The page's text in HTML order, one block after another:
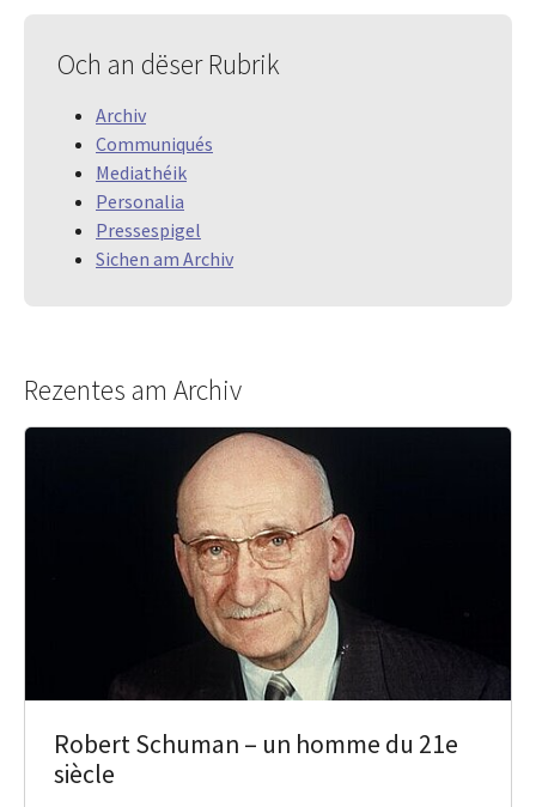
Och an dëser Rubrik
Archiv
Communiqués
Mediathéik
Personalia
Pressespigel
Sichen am Archiv
Rezentes am Archiv
Robert Schuman – un homme du 21e
siècle